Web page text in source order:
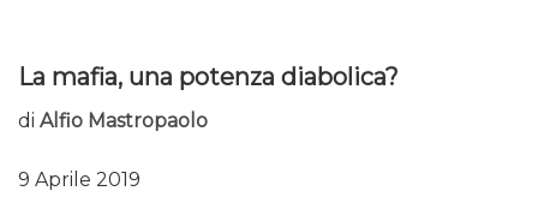
La mafia, una potenza diabolica?
di Alfio Mastropaolo
9 Aprile 2019